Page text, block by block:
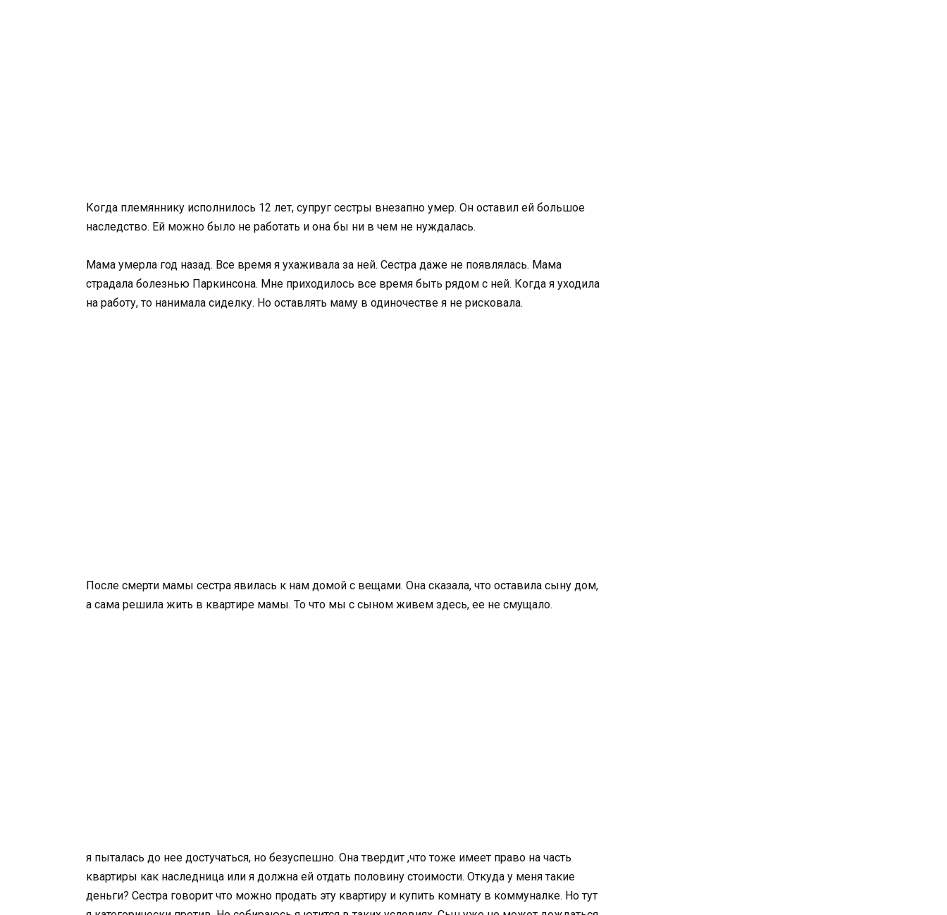
Когда племяннику исполнилось 12 лет, супруг сестры внезапно умер. Он оставил ей большое
наследство. Ей можно было не работать и она бы ни в чем не нуждалась.
Мама умерла год назад. Все время я ухаживала за ней. Сестра даже не появлялась. Мама
страдала болезнью Паркинсона. Мне приходилось все время быть рядом с ней. Когда я уходила
на работу, то нанимала сиделку. Но оставлять маму в одиночестве я не рисковала.
После смерти мамы сестра явилась к нам домой с вещами. Она сказала, что оставила сыну дом,
а сама решила жить в квартире мамы. То что мы с сыном живем здесь, ее не смущало.
я пыталась до нее достучаться, но безуспешно. Она твердит ,что тоже имеет право на часть
квартиры как наследница или я должна ей отдать половину стоимости. Откуда у меня такие
деньги? Сестра говорит что можно продать эту квартиру и купить комнату в коммуналке. Но тут